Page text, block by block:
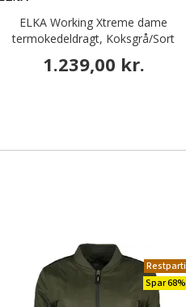
ELKA Working Xtreme dame
termokedeldragt, Koksgrå/Sort
1.239,00 kr.
Restparti
Spar 68%